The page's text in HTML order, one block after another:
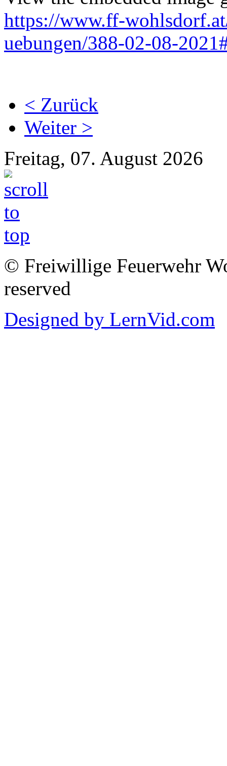
https://www.ff-
uebungen/388-02-08-
< Zurück
Weiter >
Freitag, 07. August 2026
© Freiwillige Feuerwehr
reserved
Designed by LernVid.com